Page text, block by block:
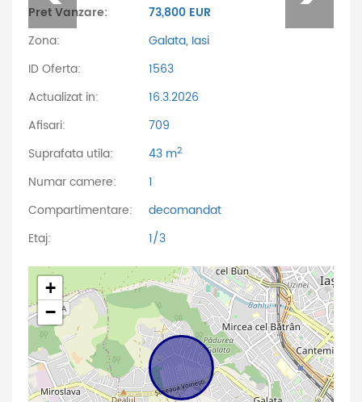
Pret Vanzare:
73,800 EUR
Zona:
Galata, Iasi
ID Oferta:
1563
Actualizat in:
16.3.2026
Afisari:
709
Suprafata utila:
43 m2
Numar camere:
1
Compartimentare:
decomandat
Etaj:
1/3
+
−